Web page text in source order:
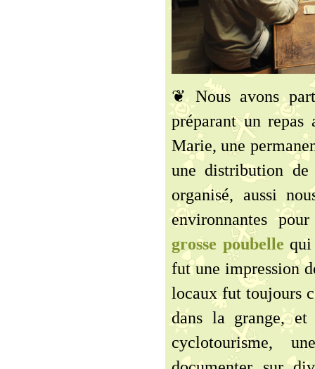
❦ Nous avons
préparant un repas
Marie, une
une distribution
organisé, aussi
environnantes
grosse poubelle qui
fut une impression
locaux fut toujours
dans la grange,
cyclotourisme,